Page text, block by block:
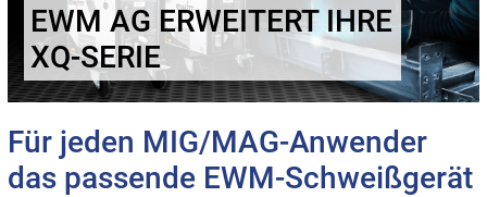
EWM AG ERWEITERT IHRE
XQ-SERIE
Für jeden MIG/MAG-Anwender
das passende EWM-Schweißgerät